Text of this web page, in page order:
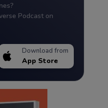
Podcast on
Download from
App Store